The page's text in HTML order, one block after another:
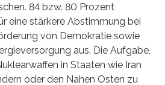
84 bzw. 80 Prozent
eine stärkere Abstimmung bei
von Demokratie sowie
aus. Die Aufgabe,
in Staaten wie Iran
oder den Nahen Osten zu